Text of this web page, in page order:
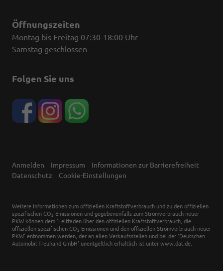
Öffnungszeiten
Montag bis Freitag 07:30-18:00 Uhr
Samstag geschlossen
Folgen Sie uns
Anmelden Impressum
Informationen zur Barrierefreiheit
Datenschutz
Cookie-Einstellungen
Weitere Informationen zum offiziellen Kraftstoffverbrauch und zu den offiziellen
spezifischen CO 2-Emissionen und gegebenenfalls zum Stromverbrauch neuer
PKW können dem 'Leitfaden über den offiziellen Kraftstoffverbrauch, die
offiziellen spezifischen CO 2-Emissionen und den offiziellen Stromverbrauch neuer
PKW' entnommen werden, der an allen Verkaufsstellen und bei der 'Deutschen
Automobil Treuhand GmbH' unentgeltlich erhältlich ist unter www.dat.de.